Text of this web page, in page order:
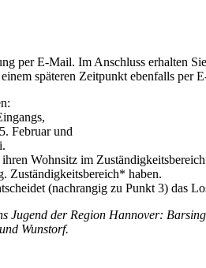
per E-Mail. Im Anschluss erhalten
späteren Zeitpunkt ebenfalls per
Februar und
Wohnsitz im
Zuständigkeitsbereich* haben.
(nachrangig zu Punkt 3) das
Jugend der Region Hannover:
Wunstorf.